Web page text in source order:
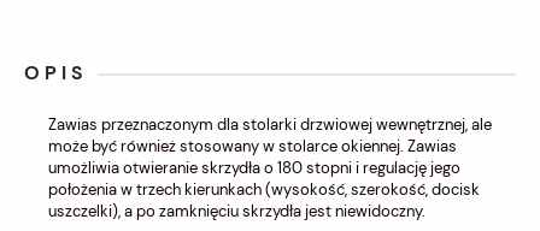
OPIS
Zawias przeznaczonym dla stolarki drzwiowej wewnętrznej, ale
może być również stosowany w stolarce okiennej. Zawias
umożliwia otwieranie skrzydła o 180 stopni i regulację jego
położenia w trzech kierunkach (wysokość, szerokość, docisk
uszczelki), a po zamknięciu skrzydła jest niewidoczny.